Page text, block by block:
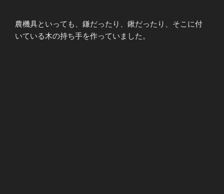
農機具といっても、鎌だったり、鍬だったり、そこに付
いている木の持ち手を作っていました。